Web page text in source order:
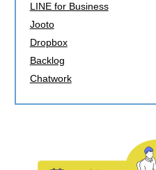
LINE for Business
Jooto
Dropbox
Backlog
Chatwork